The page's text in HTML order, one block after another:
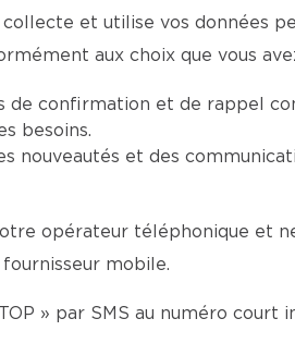
et utilise vos données
aux choix que vous
de confirmation et de rappel
besoins.
nouveautés et des
opérateur téléphonique et
mobile.
» par SMS au numéro court